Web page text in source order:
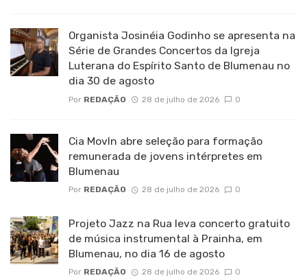
Organista Josinéia Godinho se apresenta na
Série de Grandes Concertos da Igreja
Luterana do Espírito Santo de Blumenau no
dia 30 de agosto
Por REDAÇÃO 28 de julho de 2026 0
Cia MovIn abre seleção para formação
remunerada de jovens intérpretes em
Blumenau
Por REDAÇÃO 28 de julho de 2026 0
Projeto Jazz na Rua leva concerto gratuito
de música instrumental à Prainha, em
Blumenau, no dia 16 de agosto
Por REDAÇÃO 28 de julho de 2026 0